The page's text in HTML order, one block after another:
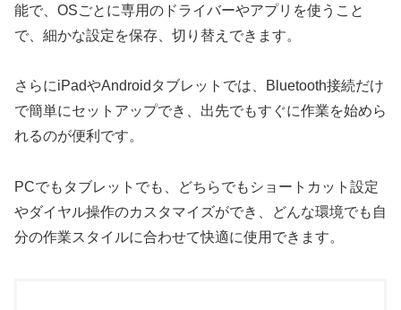
能で、OSごとに専用のドライバーやアプリを使うこと
で、細かな設定を保存、切り替えできます。
さらにiPadやAndroidタブレットでは、Bluetooth接続だけ
で簡単にセットアップでき、出先でもすぐに作業を始めら
れるのが便利です。
PCでもタブレットでも、どちらでもショートカット設定
やダイヤル操作のカスタマイズができ、どんな環境でも自
分の作業スタイルに合わせて快適に使用できます。